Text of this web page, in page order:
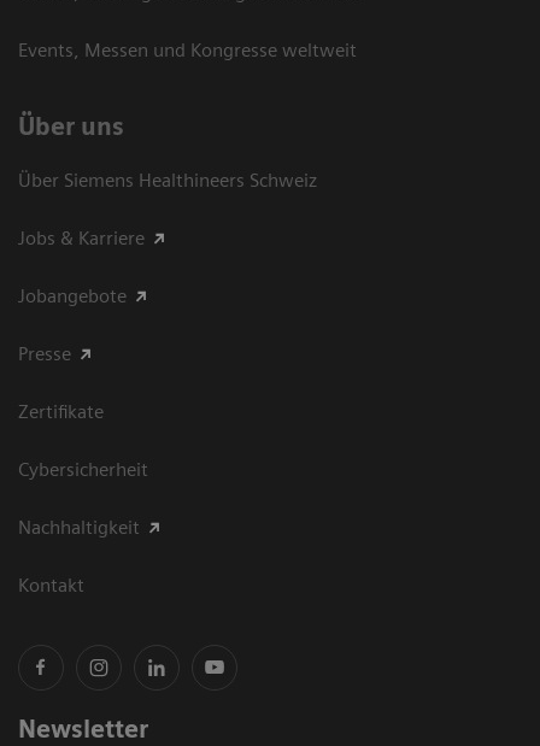
Events, Messen und Kongresse weltweit
Über uns
Über Siemens Healthineers Schweiz
Jobs & Karriere
Jobangebote
Presse
Zertifikate
Cybersicherheit
Nachhaltigkeit
Kontakt
Newsletter